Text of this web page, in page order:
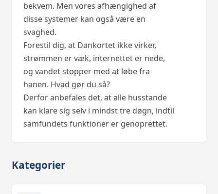
bekvem. Men vores afhængighed af
disse systemer kan også være en
svaghed.
Forestil dig, at Dankortet ikke virker,
strømmen er væk, internettet er nede,
og vandet stopper med at løbe fra
hanen. Hvad gør du så?
Derfor anbefales det, at alle husstande
kan klare sig selv i mindst tre døgn, indtil
samfundets funktioner er genoprettet.
Kategorier